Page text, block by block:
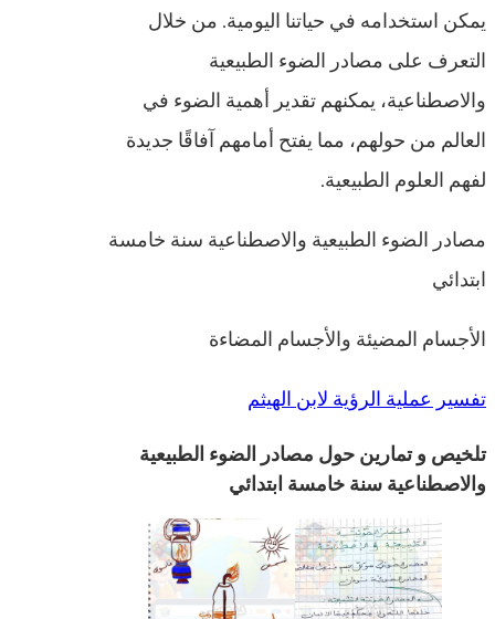
يمكن استخدامه في حياتنا اليومية. من خلال
التعرف على مصادر الضوء الطبيعية
والاصطناعية، يمكنهم تقدير أهمية الضوء في
العالم من حولهم، مما يفتح أمامهم آفاقًا جديدة
لفهم العلوم الطبيعية.
مصادر الضوء الطبيعية والاصطناعية سنة خامسة
ابتدائي
الأجسام المضيئة والأجسام المضاءة
تفسير عملية الرؤية لابن الهيثم
تلخيص و تمارين حول مصادر الضوء الطبيعية
والاصطناعية سنة خامسة ابتدائي